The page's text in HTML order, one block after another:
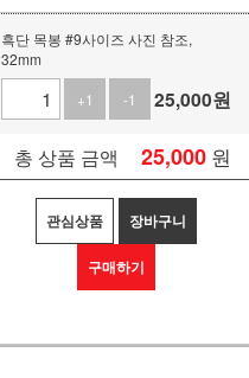
흑단 목봉 #9사이즈 사진 참조,
32mm
+1
-1 25,000원
총 상품 금액 25,000 원
관심상품 장바구니
구매하기